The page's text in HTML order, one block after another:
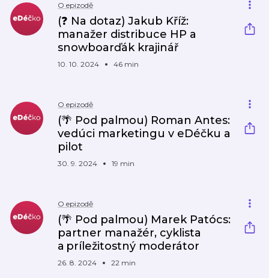
O epizodě
(❓ Na dotaz) Jakub Kříž:
manažer distribuce HP a
snowboarďák krajinář
10. 10. 2024 46 min
O epizodě
(🌴 Pod palmou) Roman Antes:
vedúci marketingu v eDéčku a
pilot
30. 9. 2024 19 min
O epizodě
(🌴 Pod palmou) Marek Patócs:
partner manažér, cyklista
a príležitostný moderátor
26. 8. 2024 22 min